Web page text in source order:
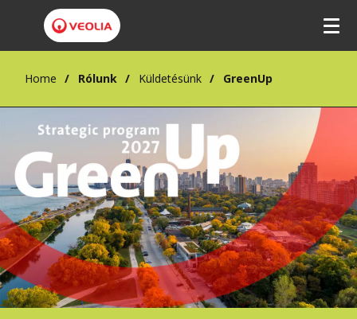
Home Rólunk Küldetésünk GreenUp